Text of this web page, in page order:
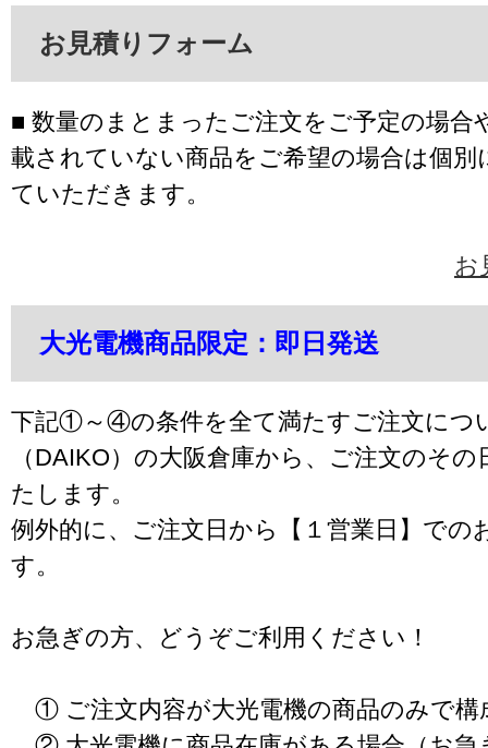
お見積りフォーム
■ 数量のまとまったご注文をご予定の場合
載されていない商品をご希望の場合は個別
ていただきます。
お
大光電機商品限定：即日発送
下記①～④の条件を全て満たすご注文につ
（DAIKO）の大阪倉庫から、ご注文のそ
たします。
例外的に、ご注文日から【１営業日】での
す。
お急ぎの方、どうぞご利用ください！
① ご注文内容が大光電機の商品のみで構